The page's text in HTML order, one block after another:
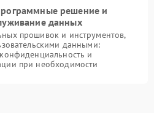
решение и
данных
прошивок и инструментов,
данными:
и
при необходимости